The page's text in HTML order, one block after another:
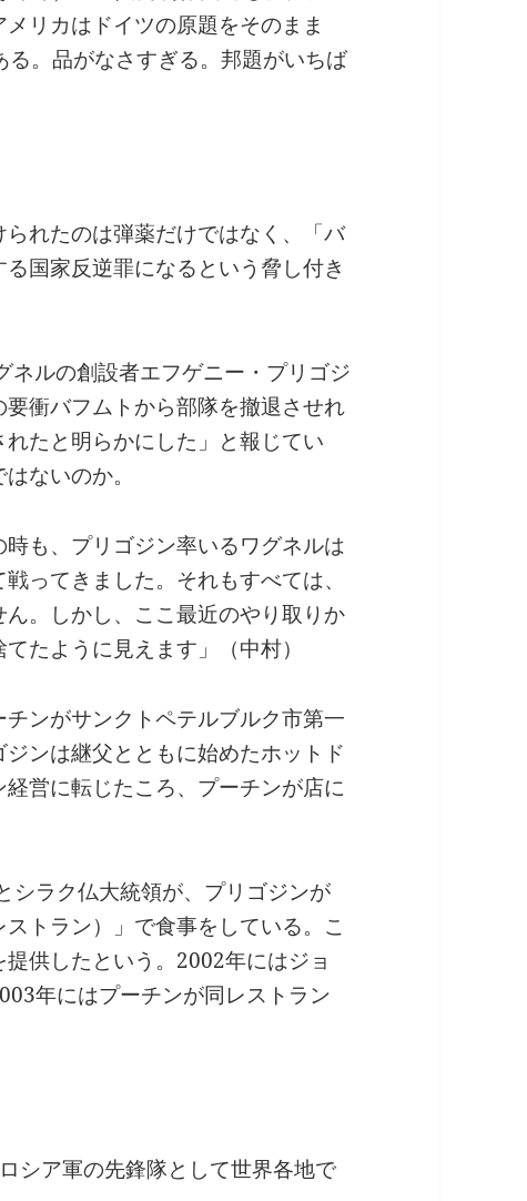
リカはドイツの原題をそのまま
。品がなさすぎる。邦題がいちば
れたのは弾薬だけではなく、「バ
国家反逆罪になるという脅し付き
ネルの創設者エフゲニー・プリゴジ
衝バフムトから部隊を撤退させれ
たと明らかにした」と報じてい
ないのか。
時も、プリゴジン率いるワグネルは
ってきました。それもすべては、
ん。しかし、ここ最近のやり取りか
たように見えます」（中村）
ンがサンクトペテルブルク市第一
ンは継父とともに始めたホットド
営に転じたころ、プーチンが店に
シラク仏大統領が、プリゴジンが
トラン）」で食事をしている。こ
供したという。2002年にはジョ
年にはプーチンが同レストラン
シア軍の先鋒隊として世界各地で